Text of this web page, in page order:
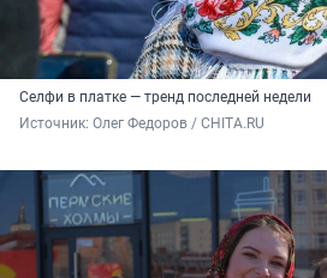
Селфи в платке — тренд последней недели
Источник: Олег Федоров / CHITA.RU